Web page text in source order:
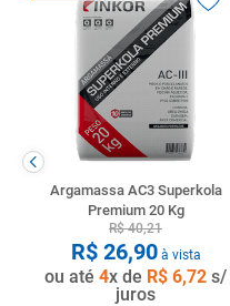
Argamassa AC3 Superkola
Premium 20 Kg
R$ 40,21
R$ 26,90à vista
ou até 4x de R$ 6,72 s/
juros